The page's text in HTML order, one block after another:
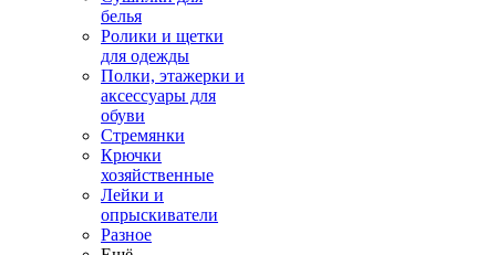
белья
Ролики и щетки
для одежды
Полки, этажерки и
аксессуары для
обуви
Стремянки
Крючки
хозяйственные
Лейки и
опрыскиватели
Разное